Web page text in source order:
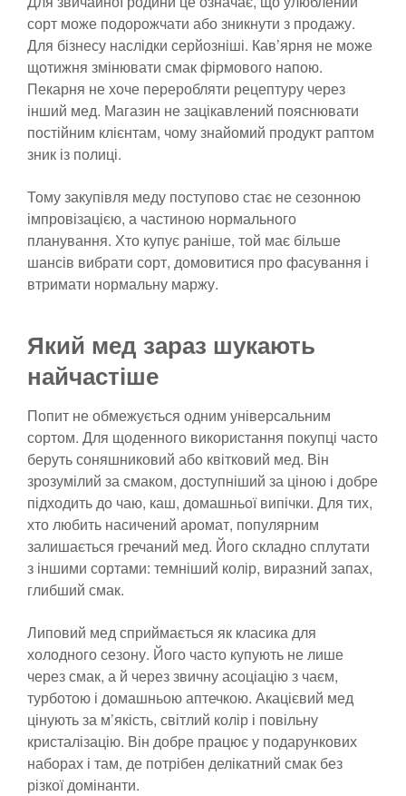
сорт може подорожчати або зникнути з продажу.
Для бізнесу наслідки серйозніші. Кав’ярня не може
щотижня змінювати смак фірмового напою.
Пекарня не хоче переробляти рецептуру через
інший мед. Магазин не зацікавлений пояснювати
постійним клієнтам, чому знайомий продукт раптом
зник із полиці.
Тому закупівля меду поступово стає не сезонною
імпровізацією, а частиною нормального
планування. Хто купує раніше, той має більше
шансів вибрати сорт, домовитися про фасування і
втримати нормальну маржу.
Який мед зараз шукають
найчастіше
Попит не обмежується одним універсальним
сортом. Для щоденного використання покупці часто
беруть соняшниковий або квітковий мед. Він
зрозумілий за смаком, доступніший за ціною і добре
підходить до чаю, каш, домашньої випічки. Для тих,
хто любить насичений аромат, популярним
залишається гречаний мед. Його складно сплутати
з іншими сортами: темніший колір, виразний запах,
глибший смак.
Липовий мед сприймається як класика для
холодного сезону. Його часто купують не лише
через смак, а й через звичну асоціацію з чаєм,
турботою і домашньою аптечкою. Акацієвий мед
цінують за м’якість, світлий колір і повільну
кристалізацію. Він добре працює у подарункових
наборах і там, де потрібен делікатний смак без
різкої домінанти.